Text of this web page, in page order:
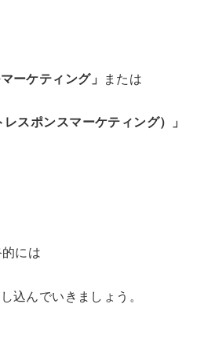
ーケティング」 または
レスポンスマーケティング）」
には
込んでいきましょう。